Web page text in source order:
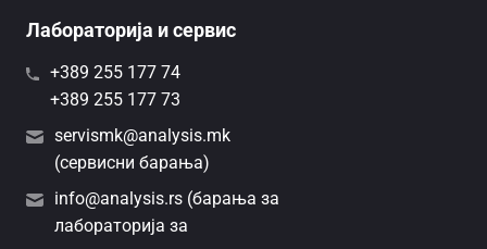
Лабораторија и сервис
+389 255 177 74
+389 255 177 73
servismk@analysis.mk
(сервисни барања)
info@analysis.rs (барања за
лабораторија за